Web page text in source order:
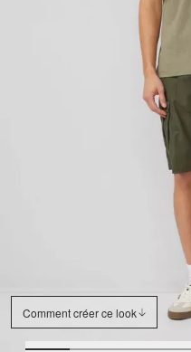
Comment créer ce look